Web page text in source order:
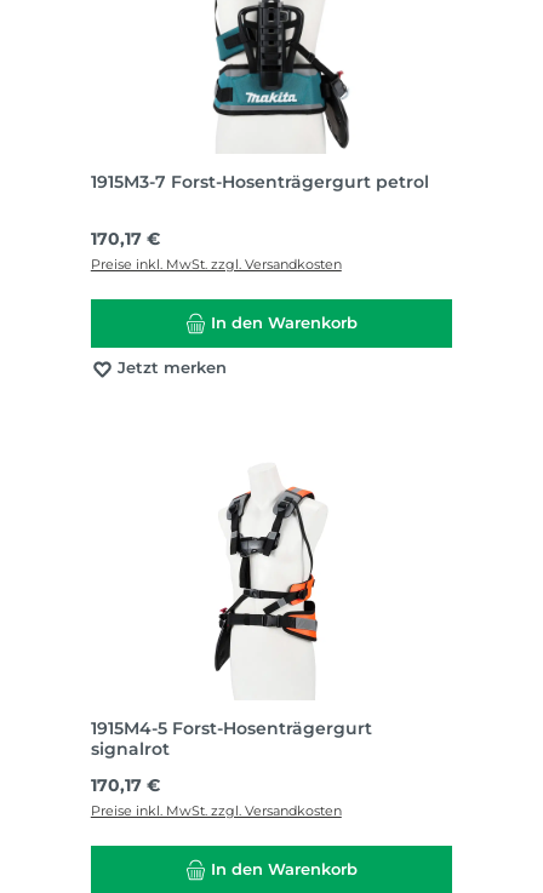
1915M3-7 Forst-Hosenträgergurt petrol
Regulärer Preis:
170,17 €
Preise inkl. MwSt. zzgl. Versandkosten
In den Warenkorb
Jetzt merken
1915M4-5 Forst-Hosenträgergurt
signalrot
Regulärer Preis:
170,17 €
Preise inkl. MwSt. zzgl. Versandkosten
In den Warenkorb